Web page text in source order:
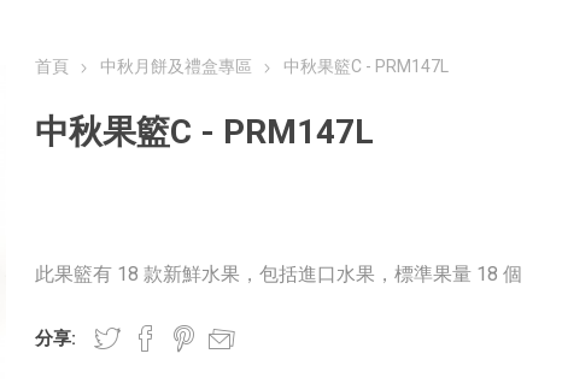
首頁 中秋月餅及禮盒專區 中秋果籃C - PRM147L
中秋果籃C - PRM147L
此果籃有 18 款新鮮水果，包括進口水果，標準果量 18 個
分享: